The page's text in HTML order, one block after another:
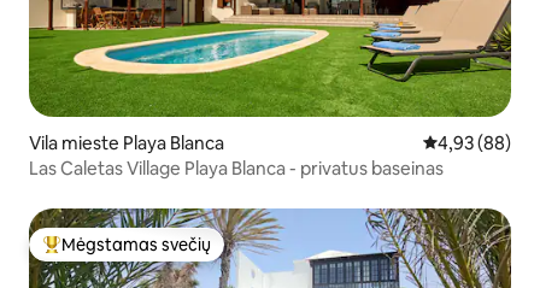
Vila mieste Playa Blanca Vidutinis
4,93 (88)
Las Caletas Village Playa Blanca - privatus baseinas
Svečių mėgstamiausias
Mėgstamas svečių